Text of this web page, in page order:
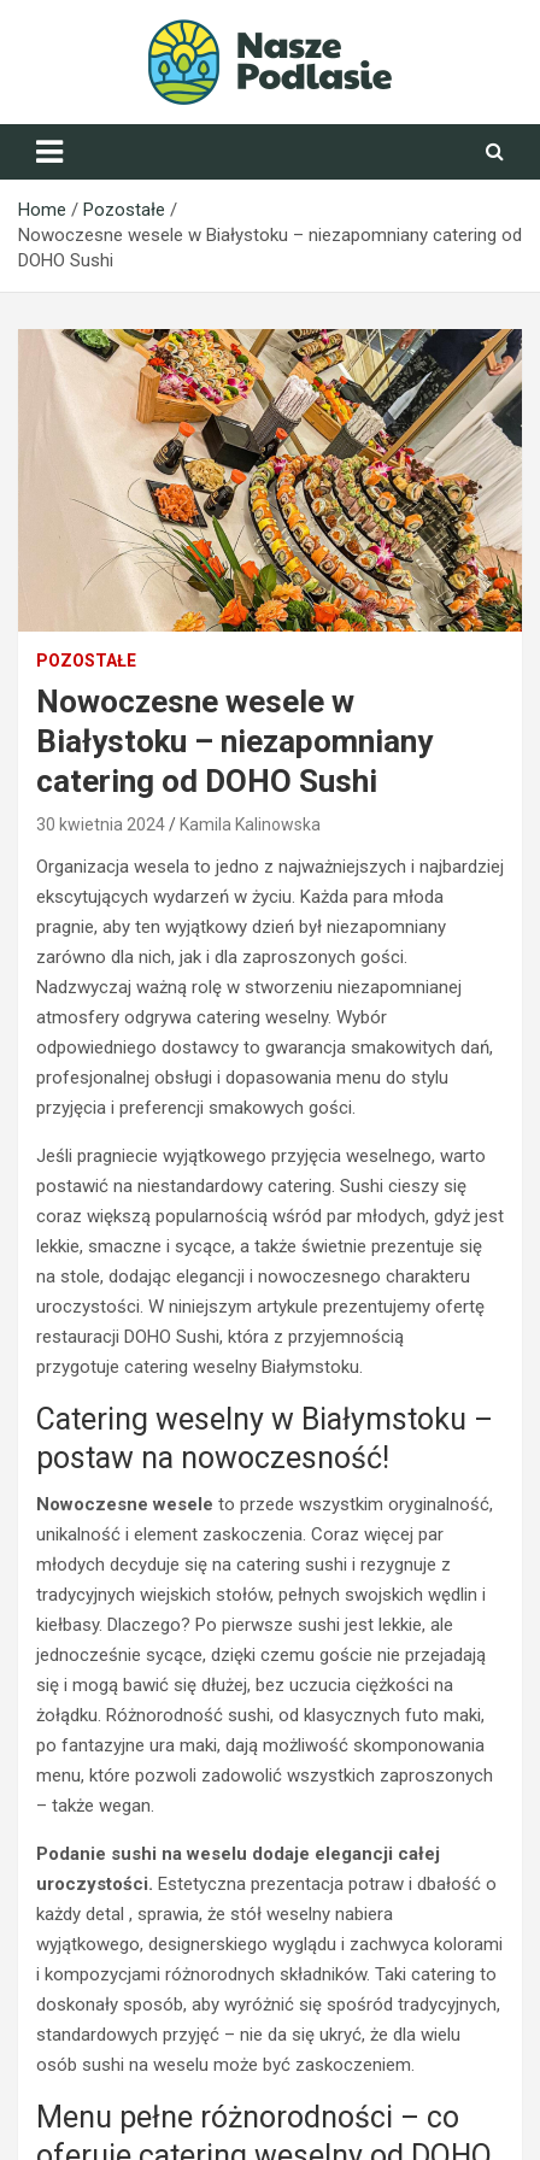
NaszePodlasie.pl
Home
Pozostałe
Nowoczesne wesele w Białystoku – niezapomniany catering od
DOHO Sushi
POZOSTAŁE
Nowoczesne wesele w
Białystoku – niezapomniany
catering od DOHO Sushi
30 kwietnia 2024 Kamila Kalinowska
Organizacja wesela to jedno z najważniejszych i najbardziej
ekscytujących wydarzeń w życiu. Każda para młoda
pragnie, aby ten wyjątkowy dzień był niezapomniany
zarówno dla nich, jak i dla zaproszonych gości.
Nadzwyczaj ważną rolę w stworzeniu niezapomnianej
atmosfery odgrywa catering weselny. Wybór
odpowiedniego dostawcy to gwarancja smakowitych dań,
profesjonalnej obsługi i dopasowania menu do stylu
przyjęcia i preferencji smakowych gości.
Jeśli pragniecie wyjątkowego przyjęcia weselnego, warto
postawić na niestandardowy catering. Sushi cieszy się
coraz większą popularnością wśród par młodych, gdyż jest
lekkie, smaczne i sycące, a także świetnie prezentuje się
na stole, dodając elegancji i nowoczesnego charakteru
uroczystości. W niniejszym artykule prezentujemy ofertę
restauracji DOHO Sushi, która z przyjemnością
przygotuje catering weselny Białymstoku.
Catering weselny w Białymstoku –
postaw na nowoczesność!
Nowoczesne wesele to przede wszystkim oryginalność,
unikalność i element zaskoczenia. Coraz więcej par
młodych decyduje się na catering sushi i rezygnuje z
tradycyjnych wiejskich stołów, pełnych swojskich wędlin i
kiełbasy. Dlaczego? Po pierwsze sushi jest lekkie, ale
jednocześnie sycące, dzięki czemu goście nie przejadają
się i mogą bawić się dłużej, bez uczucia ciężkości na
żołądku. Różnorodność sushi, od klasycznych futo maki,
po fantazyjne ura maki, dają możliwość skomponowania
menu, które pozwoli zadowolić wszystkich zaproszonych
– także wegan.
Podanie sushi na weselu dodaje elegancji całej
uroczystości. Estetyczna prezentacja potraw i dbałość o
każdy detal , sprawia, że stół weselny nabiera
wyjątkowego, designerskiego wyglądu i zachwyca kolorami
i kompozycjami różnorodnych składników. Taki catering to
doskonały sposób, aby wyróżnić się spośród tradycyjnych,
standardowych przyjęć – nie da się ukryć, że dla wielu
osób sushi na weselu może być zaskoczeniem.
Menu pełne różnorodności – co